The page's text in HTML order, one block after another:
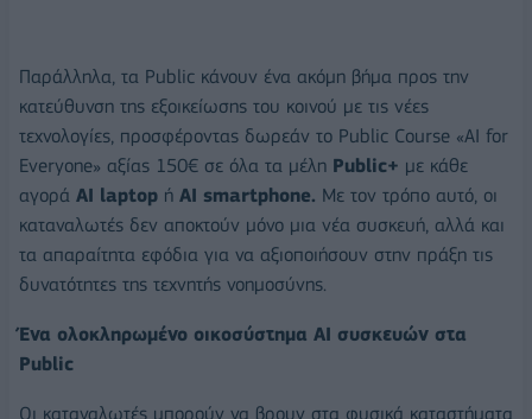
Παράλληλα, τα Public κάνουν ένα ακόμη βήμα προς την
κατεύθυνση της εξοικείωσης του κοινού με τις νέες
τεχνολογίες, προσφέροντας δωρεάν το Public Course «AI for
Everyone» αξίας 150€ σε όλα τα μέλη Public+ με κάθε
αγορά AI laptop ή AI smartphone. Με τον τρόπο αυτό, οι
καταναλωτές δεν αποκτούν μόνο μια νέα συσκευή, αλλά και
τα απαραίτητα εφόδια για να αξιοποιήσουν στην πράξη τις
δυνατότητες της τεχνητής νοημοσύνης.
Ένα ολοκληρωμένο οικοσύστημα AI συσκευών στα
Public
Οι καταναλωτές μπορούν να βρουν στα φυσικά καταστήματα